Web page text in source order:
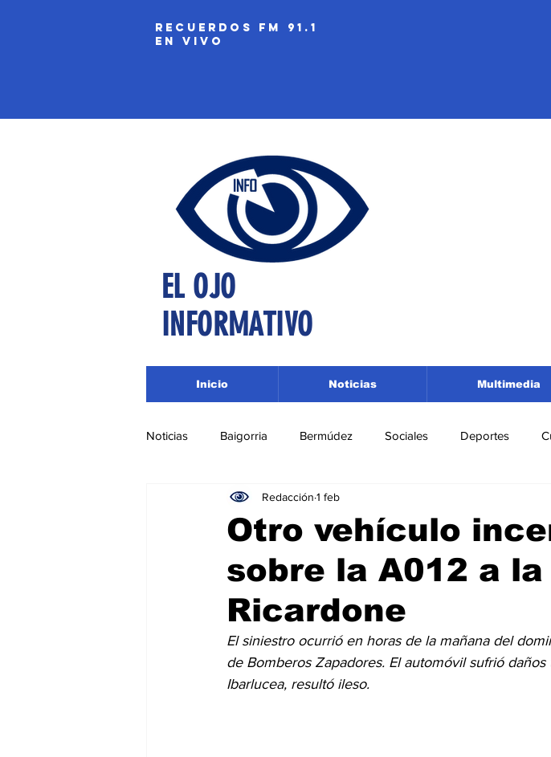
recuerdos fm 91.1
EN VIVO
EL OJO
INFORMATIVO
Inicio Noticias Multimedia
Noticias Baigorria Bermúdez Sociales Deportes
Nacionales Beltrán San Lorenzo
Roldán Departamento San Lorenzo Pujato
Medioambiente
Otro vehículo
sobre la A012 a
Ricardone
Redacción 1 feb
El siniestro ocurrió en horas de la mañana del
de Bomberos Zapadores. El automóvil sufrió
Ibarlucea, resultó ileso.